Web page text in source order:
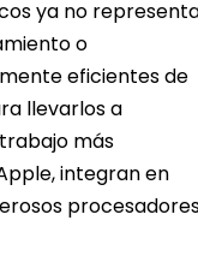
ya no
o
eficientes de
llevarlos a
más
integran en